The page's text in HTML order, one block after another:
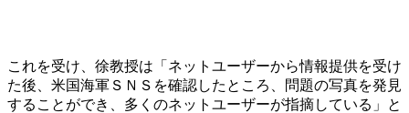
​これを受け、徐教授は「ネットユーザーから情報提供を受け
た後、米国海軍ＳＮＳを確認したところ、問題の写真を発見
することができ、多くのネットユーザーが指摘している」と